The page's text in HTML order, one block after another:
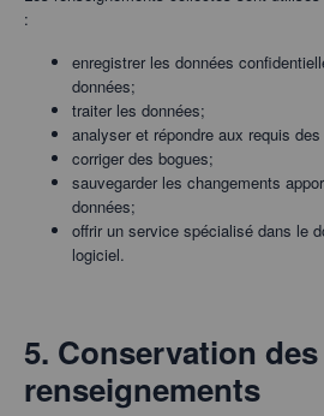
:
enregistrer les données
données;
traiter les données;
analyser et répondre aux requis
corriger des bogues;
sauvegarder les changements
données;
offrir un service spécialisé dans le
logiciel.
5. Conservation des
renseignements